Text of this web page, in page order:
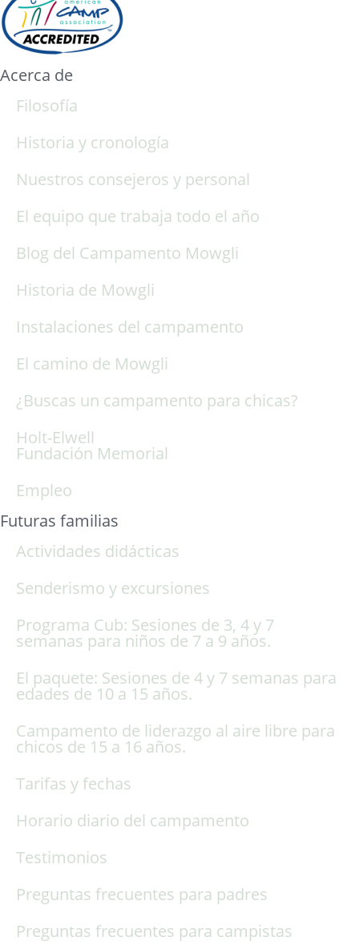
Acerca de
Filosofía
Historia y cronología
Nuestros consejeros y personal
El equipo que trabaja todo el año
Blog del Campamento Mowgli
Historia de Mowgli
Instalaciones del campamento
El camino de Mowgli
¿Buscas un campamento para chicas?
Holt-Elwell
Fundación Memorial
Empleo
Futuras familias
Actividades didácticas
Senderismo y excursiones
Programa Cub: Sesiones de 3, 4 y 7
semanas para niños de 7 a 9 años.
El paquete: Sesiones de 4 y 7 semanas para
edades de 10 a 15 años.
Campamento de liderazgo al aire libre para
chicos de 15 a 16 años.
Tarifas y fechas
Horario diario del campamento
Testimonios
Preguntas frecuentes para padres
Preguntas frecuentes para campistas